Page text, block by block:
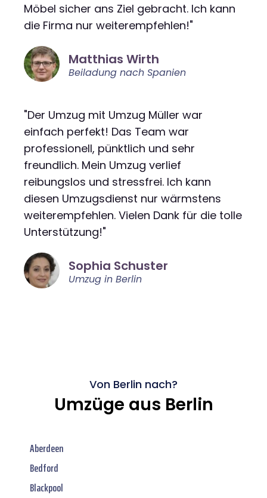
Möbel sicher ans Ziel gebracht. Ich kann
die Firma nur weiterempfehlen!"
Matthias Wirth
Beiladung nach Spanien
"Der Umzug mit Umzug Müller war
einfach perfekt! Das Team war
professionell, pünktlich und sehr
freundlich. Mein Umzug verlief
reibungslos und stressfrei. Ich kann
diesen Umzugsdienst nur wärmstens
weiterempfehlen. Vielen Dank für die tolle
Unterstützung!"
Sophia Schuster
Umzug in Berlin
Von Berlin nach?
Umzüge aus Berlin
Aberdeen
Bedford
Blackpool